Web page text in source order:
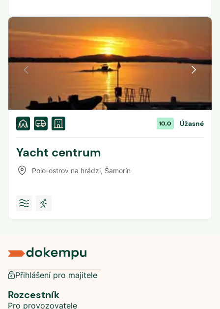
10,0 Úžasné
Yacht centrum
Polo-ostrov na hrádzi, Šamorín
Přihlášení pro majitele
Rozcestník
Pro provozovatele